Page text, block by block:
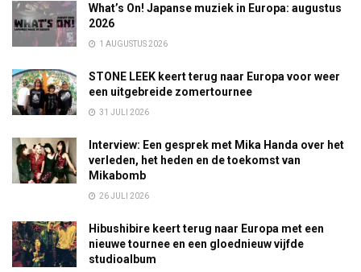
What’s On! Japanse muziek in Europa: augustus
2026
1 AUGUSTUS 2026
STONE LEEK keert terug naar Europa voor weer
een uitgebreide zomertournee
31 JULI 2026
Interview: Een gesprek met Mika Handa over het
verleden, het heden en de toekomst van
Mikabomb
26 JULI 2026
Hibushibire keert terug naar Europa met een
nieuwe tournee en een gloednieuw vijfde
studioalbum